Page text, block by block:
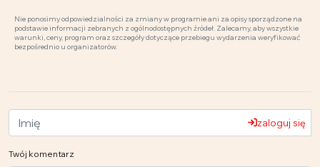
Nie ponosimy odpowiedzialności za zmiany w programie ani za opisy sporządzone na
podstawie informacji zebranych z ogólnodostępnych źródeł. Zalecamy, aby wszystkie
warunki, ceny, program oraz szczegóły dotyczące przebiegu wydarzenia weryfikować
bezpośrednio u organizatorów.
zaloguj się
Twój komentarz